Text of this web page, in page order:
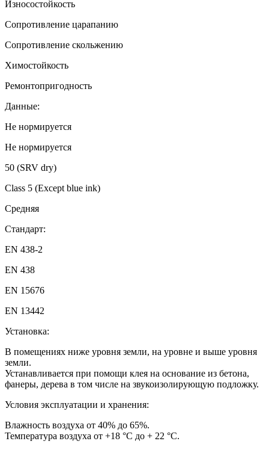
Износостойкость
Сопротивление царапанию
Сопротивление скольжению
Химостойкость
Ремонтопригодность
Данные:
Не нормируется
Не нормируется
50 (SRV dry)
Class 5 (Except blue ink)
Средняя
Стандарт:
EN 438-2
EN 438
EN 15676
EN 13442
Установка:
В помещениях ниже уровня земли, на уровне и выше уровня
земли.
Устанавливается при помощи клея на основание из бетона,
фанеры, дерева в том числе на звукоизолирующую подложку.
Условия эксплуатации и хранения:
Влажность воздуха от 40% до 65%.
Температура воздуха от +18 °С до + 22 °С.